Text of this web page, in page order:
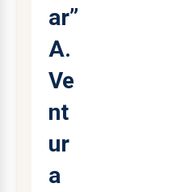
ar”
A.
Ve
nt
ur
a